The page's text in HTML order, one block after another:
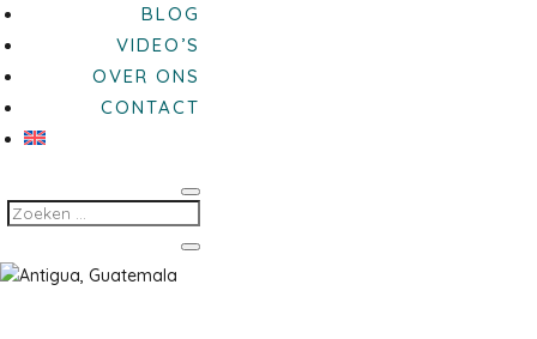
BLOG
VIDEO’S
OVER ONS
CONTACT